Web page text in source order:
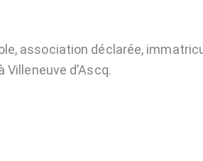
association déclarée,
d’Ascq.